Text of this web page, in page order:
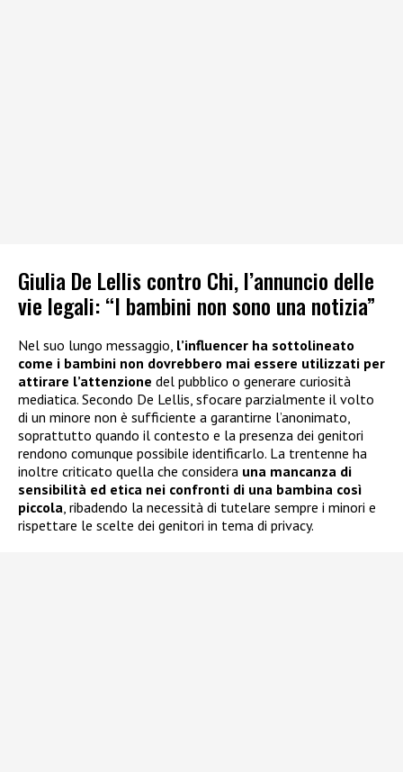
Giulia De Lellis contro Chi, l’annuncio delle
vie legali: “I bambini non sono una notizia”
Nel suo lungo messaggio, l’influencer ha sottolineato
come i bambini non dovrebbero mai essere utilizzati per
attirare l’attenzione del pubblico o generare curiosità
mediatica. Secondo De Lellis, sfocare parzialmente il volto
di un minore non è sufficiente a garantirne l’anonimato,
soprattutto quando il contesto e la presenza dei genitori
rendono comunque possibile identificarlo. La trentenne ha
inoltre criticato quella che considera una mancanza di
sensibilità ed etica nei confronti di una bambina così
piccola, ribadendo la necessità di tutelare sempre i minori e
rispettare le scelte dei genitori in tema di privacy.